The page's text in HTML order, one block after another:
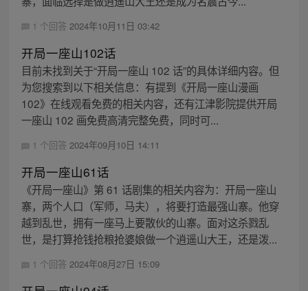
1 个回答 2024年10月11日 03:42
开局一座山102话
目前未找到关于“开局一座山 102 话”的具体详细内容。但
为您搜索到以下相关信息：有提到《开局一座山漫画
102》在线观看免费的相关内容，还有江津影院提供开局
一座山 102 画免费高清完整免费，同时可...
1 个回答 2024年09月10日 14:11
开局一座山61话
《开局一座山》第 61 话剧集的相关内容为：开局一座山
寨，两个人口（军师，马夫），将要打造最强山寨。他穿
越到乱世，拥有一座马上要散伙的山寨。面对这杀戮乱
世，是打算抢钱抢粮抢婆娘做一个逍遥山大王，还是泼...
1 个回答 2024年08月27日 15:09